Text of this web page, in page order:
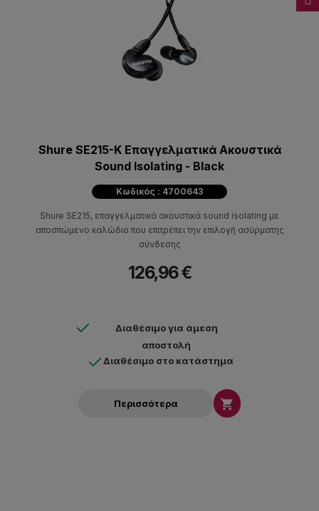
Shure SE215-K Επαγγελματικά Ακουστικά
Sound Isolating - Black
Κωδικός : 4700643
Shure SE215, επαγγελματικά ακουστικά sound isolating με
αποσπώμενο καλώδιο που επιτρέπει την επιλογή ασύρματης
σύνδεσης
126,96 €
Διαθέσιμο για άμεση
αποστολή
Διαθέσιμο στο κατάστημα
Περισσότερα 